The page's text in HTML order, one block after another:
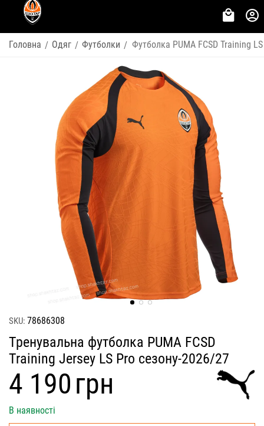
Головна / Одяг / Футболки / Футболка PUMA FCSD Training
SKU: 78686308
Тренувальна футболка PUMA FCSD
Training Jersey LS Pro сезону-2026/27
‍4 190‍грн
В наявності